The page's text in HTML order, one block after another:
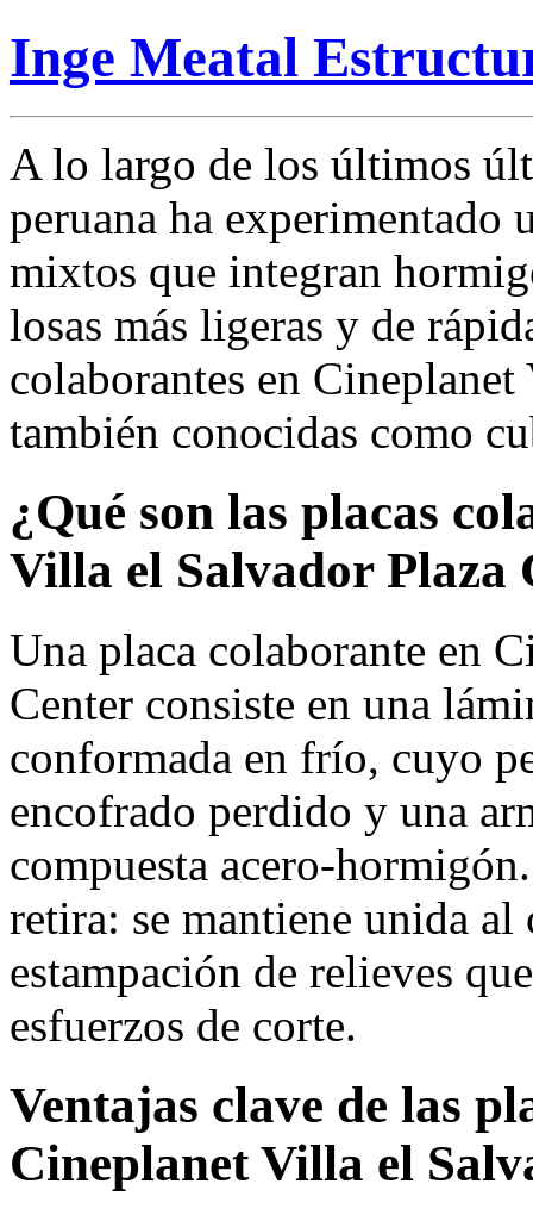
Inge Meatal
A lo largo de los últimos
peruana ha experimentado
mixtos que integran
losas más ligeras y de
colaborantes en
también conocidas como
¿Qué son las placas
Villa el Salvador Plaza
Una placa colaborante en
Center consiste en una
conformada en frío, cuyo
encofrado perdido y una
compuesta acero-
retira: se mantiene unida
estampación de relieves
esfuerzos de corte.
Ventajas clave de las
Cineplanet Villa el